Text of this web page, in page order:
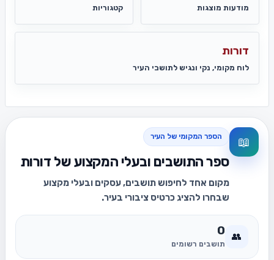
מודעות מוצגות קטגוריות
דורות
לוח מקומי, נקי ונגיש לתושבי העיר
📖 הספר המקומי של העיר
ספר התושבים ובעלי המקצוע של דורות
מקום אחד לחיפוש תושבים, עסקים ובעלי מקצוע
שבחרו להציג כרטיס ציבורי בעיר.
👥
0
תושבים רשומים